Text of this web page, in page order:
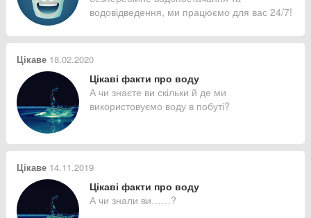
водовідведення, ми працюємо для вас 24/7!
Цікаве18.02.2020
Цікаві факти про воду
А чи знаєте ви скільки й де ми
використовуємо воду в побуті?
Цікаве14.11.2019
Цікаві факти про воду
А чи знали ви……?